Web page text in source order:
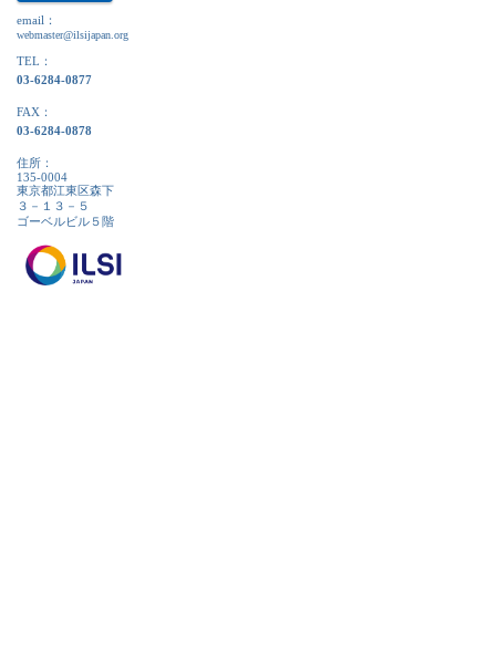
email：
webmaster@ilsijapan.org
TEL：
03-6284-0877
FAX：
03-6284-0878
住所：
135-0004
東京都江東区森下
３－１３－５
ゴーベルビル５階